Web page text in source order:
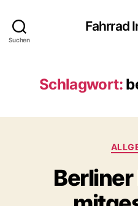
Suchen
Fahrrad
Schlagwort: